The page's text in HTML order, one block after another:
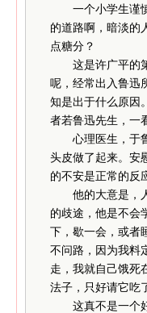
一个小学生谨慎
的道路啊，暗淡的
点糖分？
这是许广平的第
呢，经常出入鲁迅
知是出于什么原因
者若鲁迅先生，一
心理医生，于鲁
头皮做了起来。安
的不安是正常的反
他的大意是，人
的歧途，他是不会
下，歇一会，或者
不问路，因为我料
走，我就自己饿死
法子，只好请它吃
这真不是一个好